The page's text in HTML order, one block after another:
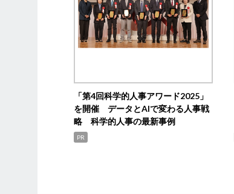
「第4回科学的人事アワード2025」
を開催 データとAIで変わる人事戦
略 科学的人事の最新事例
PR